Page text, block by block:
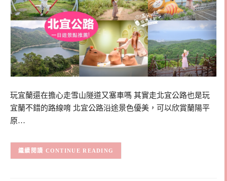
玩宜蘭還在擔心走雪山隧道又塞車嗎 其實走北宜公路也是玩
宜蘭不錯的路線唷 北宜公路沿途景色優美，可以欣賞蘭陽平
原…
CONTINUE READING